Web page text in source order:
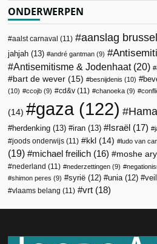
ONDERWERPEN
aalst carnaval (11) aanslag brussel
jahjah (13) andré gantman (9)
Antisemitisme & Jodenhaat(20)
bart de wever (15) besnijdenis (10)
(10)
ccojb (9) cd&v (11) chanoeka (9)
(14) gaza(122)
herdenking (13) iran (13) Israël (17)
joods onderwijs (11) kkl (14) ludo van
(19)
michael freilich (16) moshe
nederland (11) nederzettingen (9)
shimon peres (9) syrië (12) unia(12)
vlaams belang (11) vrt (18)